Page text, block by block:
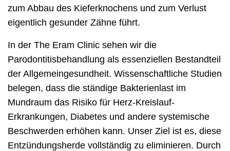
zum Abbau des Kieferknochens und zum Verlust
eigentlich gesunder Zähne führt.
In der The Eram Clinic sehen wir die
Parodontitisbehandlung als essenziellen Bestandteil
der Allgemeingesundheit. Wissenschaftliche Studien
belegen, dass die ständige Bakterienlast im
Mundraum das Risiko für Herz-Kreislauf-
Erkrankungen, Diabetes und andere systemische
Beschwerden erhöhen kann. Unser Ziel ist es, diese
Entzündungsherde vollständig zu eliminieren. Durch